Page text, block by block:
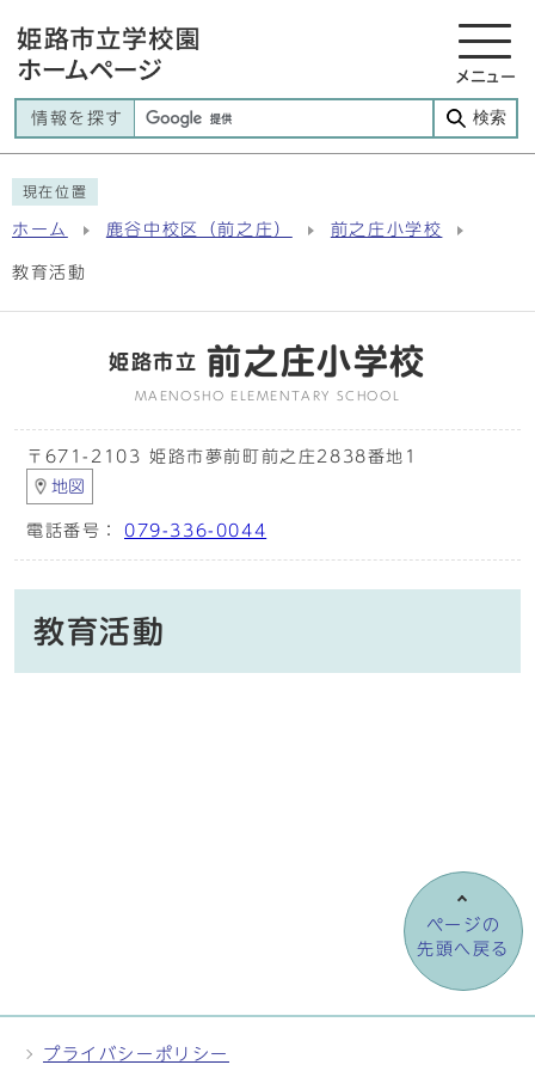
メニュー
情報を探す 検索
現在位置
ホーム 鹿谷中校区（前之庄） 前之庄小学校
教育活動
姫路市立 前之庄小学校
MAENOSHO ELEMENTARY SCHOOL
〒671-2103 姫路市夢前町前之庄2838番地1
地図
電話番号： 079-336-0044
教育活動
ページの
先頭へ戻る
プライバシーポリシー